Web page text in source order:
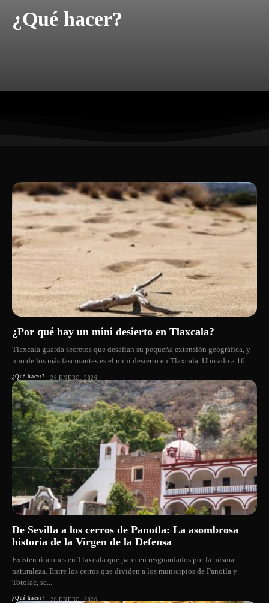
¿Qué hacer?
¿Por qué hay un mini desierto en Tlaxcala?
Tlaxcala guarda secretos que desafían su pequeña extensión geográfica, y
uno de los más fascinantes es el mini desierto en Tlaxcala. Ubicado a 16...
¿Qué hacer? 26 ENERO, 2026
De Sevilla a los cerros de Panotla: La asombrosa
historia de la Virgen de la Defensa
Existen rincones en Tlaxcala que parecen resguardados por la misma
naturaleza. Entre los cerros que dividen a los municipios de Panotla y
Totolac, se...
¿Qué hacer? 20 ENERO, 2026